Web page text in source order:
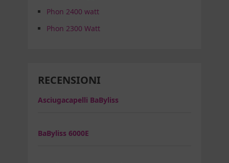
Phon 2400 watt
Phon 2300 Watt
RECENSIONI
Asciugacapelli BaByliss
BaByliss 6000E